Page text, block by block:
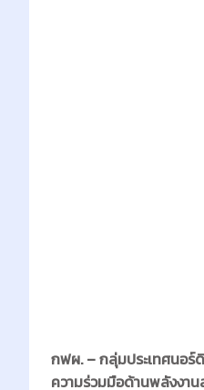
กฟผ. – กลุ่มประเทศนอร์
ความร่วมมือด้านพลังงาน